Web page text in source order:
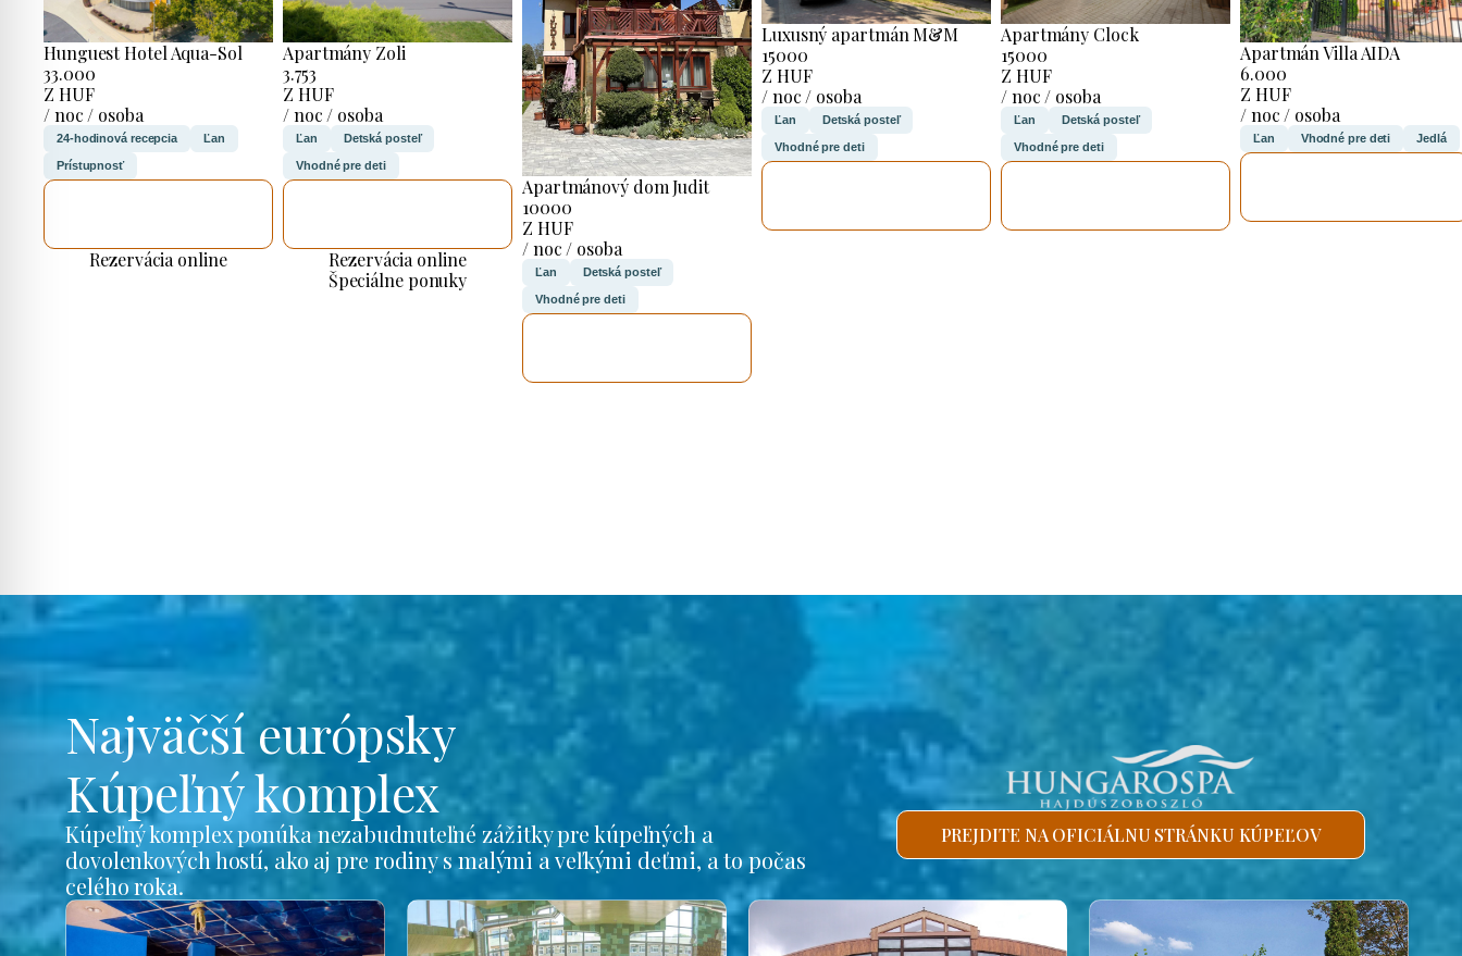
Hunguest Hotel Aqua-Sol
33.000
Z HUF
/ noc / osoba
24-hodinová recepcia Ľan
Prístupnosť
Rezervácia online
Apartmány Zoli
3.753
Z HUF
/ noc / osoba
Ľan Detská posteľ
Vhodné pre deti
Rezervácia online
Špeciálne ponuky
Apartmánový dom Judit
10000
Z HUF
/ noc / osoba
Ľan Detská posteľ
Vhodné pre deti
Luxusný apartmán M&M
15000
Z HUF
/ noc / osoba
Ľan Detská posteľ
Vhodné pre deti
Apartmány Clock
15000
Z HUF
/ noc / osoba
Ľan Detská posteľ
Vhodné pre deti
Apartmán Villa AIDA
6.000
Z HUF
/ noc / osoba
Ľan Vhodné pre deti Jedlá
Najväčší európsky
Kúpeľný komplex
Kúpeľný komplex ponúka nezabudnuteľné zážitky pre kúpeľných a
dovolenkových hostí, ako aj pre rodiny s malými a veľkými deťmi, a to počas
celého roka.
PREJDITE NA OFICIÁLNU STRÁNKU KÚPEĽOV